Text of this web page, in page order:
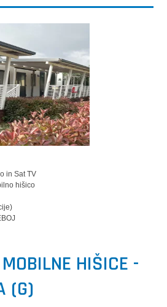
in Sat TV
hišico
HIŠICE -
(G)